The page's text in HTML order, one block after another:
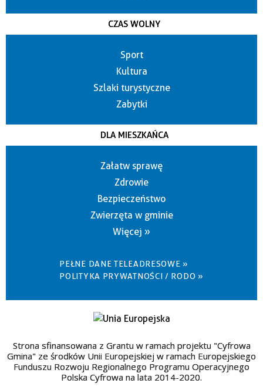
CZAS WOLNY
Sport
Kultura
Szlaki turystyczne
Zabytki
DLA MIESZKAŃCA
Załatw sprawę
Zdrowie
Bezpieczeństwo
Zwierzęta w gminie
Więcej »
PEŁNE DANE TELEADRESOWE »
POLITYKA PRYWATNOŚCI / RODO »
Strona sfinansowana z Grantu w ramach projektu "Cyfrowa
Gmina" ze środków Unii Europejskiej w ramach Europejskiego
Funduszu Rozwoju Regionalnego Programu Operacyjnego
Polska Cyfrowa na lata 2014-2020.